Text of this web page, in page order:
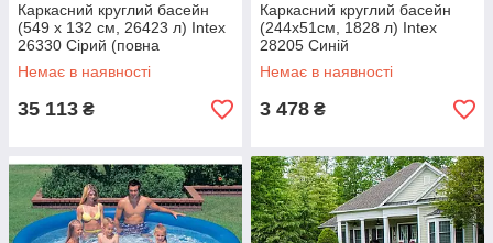
Каркасний круглий басейн
(549 x 132 см, 26423 л) Intex
26330 Сірий (повна
комплектація)
Немає в наявності
35 113 ₴
Каркасний круглий басейн
(244х51см, 1828 л) Intex
28205 Синій
Немає в наявності
3 478 ₴